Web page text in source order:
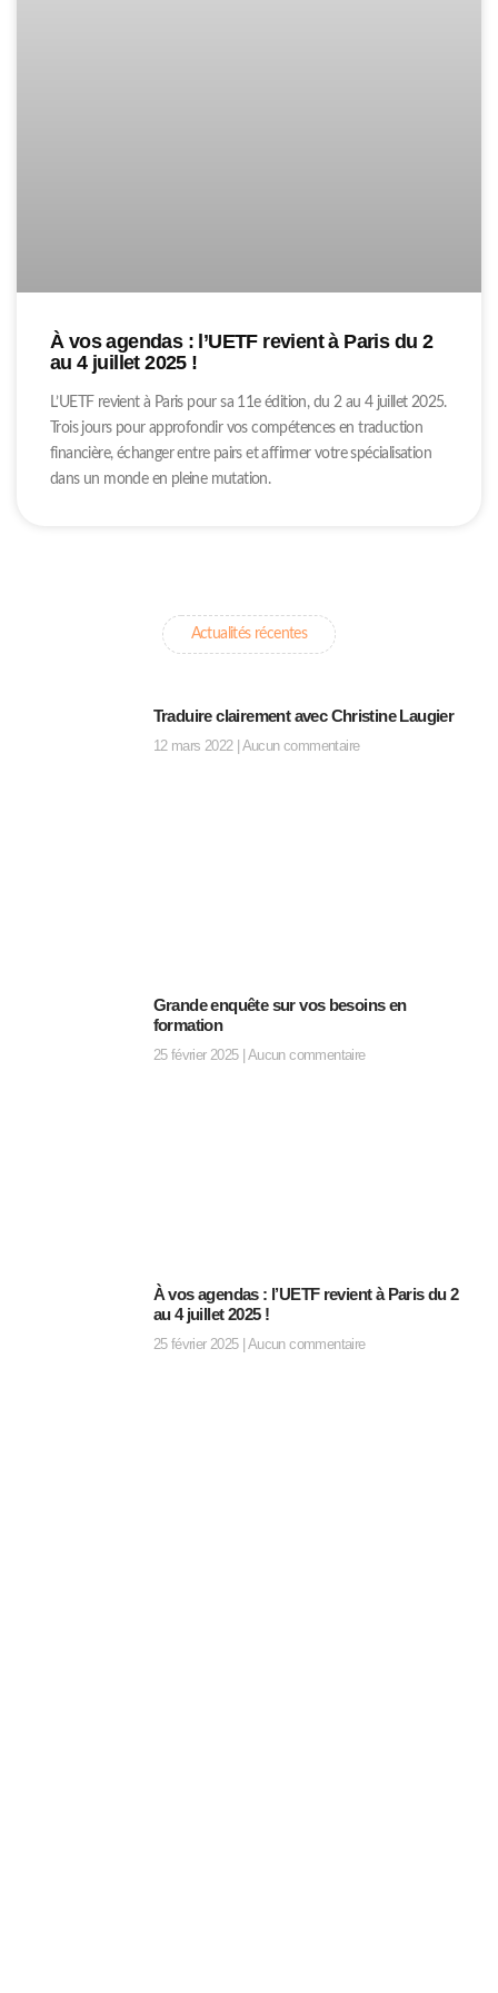
À vos agendas : l’UETF revient à Paris du 2
au 4 juillet 2025 !
L’UETF revient à Paris pour sa 11e édition, du 2 au 4 juillet 2025.
Trois jours pour approfondir vos compétences en traduction
financière, échanger entre pairs et affirmer votre spécialisation
dans un monde en pleine mutation.
Actualités récentes
Traduire clairement avec Christine Laugier
12 mars 2022 Aucun commentaire
Grande enquête sur vos besoins en
formation
25 février 2025 Aucun commentaire
À vos agendas : l’UETF revient à Paris du 2
au 4 juillet 2025 !
25 février 2025 Aucun commentaire